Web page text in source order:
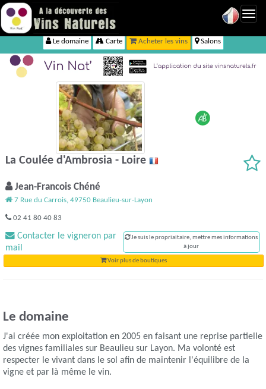
Le domaine Carte Acheter les vins Salons
La Coulée d'Ambrosia - Loire
Jean-Francois Chéné
7 Rue du Carrois, 49750 Beaulieu-sur-Layon
02 41 80 40 83
Contacter le vigneron par
mail
Je suis le propriaitaire, mettre mes informations
à jour
Voir plus de boutiques
Le domaine
J'ai créée mon exploitation en 2005 en faisant une reprise partielle
des vignes familiales sur Beaulieu sur Layon. Ma volonté est
respecter le vivant dans le sol afin de maintenir l'équilibre de la
vigne et par là même le vin.